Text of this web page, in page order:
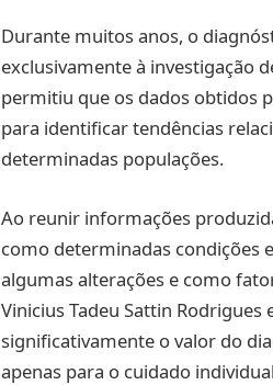
Durante muitos anos, o
exclusivamente à investigação
permitiu que os dados obtidos
para identificar tendências
determinadas populações.
Ao reunir informações
como determinadas condições
algumas alterações e como
Vinicius Tadeu Sattin
significativamente o valor do
apenas para o cuidado